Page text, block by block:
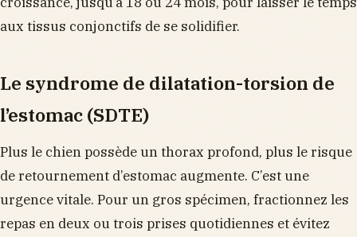
aux tissus conjonctifs de se solidifier.
Le syndrome de dilatation-torsion de
l’estomac (SDTE)
Plus le chien possède un thorax profond, plus le risque
de retournement d’estomac augmente. C’est une
urgence vitale. Pour un gros spécimen, fractionnez les
repas en deux ou trois prises quotidiennes et évitez